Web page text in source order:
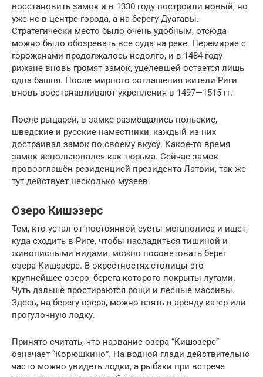
восстановить замок и в 1330 году построили новый, но
уже не в центре города, а на берегу Дуагавы.
Стратегически место было очень удобным, отсюда
можно было обозревать все суда на реке. Перемирие с
горожанами продолжалось недолго, и в 1484 году
рижане вновь громят замок, уцелевшей остается лишь
одна башня. После мирного соглашения жители Риги
вновь восстанавливают укрепления в 1497—1515 гг.
После рыцарей, в замке размещались польские,
шведские и русские наместники, каждый из них
достраивал замок по своему вкусу. Какое-то время
замок использовался как тюрьма. Сейчас замок
провозглашён резиденцией президента Латвии, так же
тут действует несколько музеев.
Озеро Кишэзерс
Тем, кто устал от постоянной суеты мегаполиса и ищет,
куда сходить в Риге, чтобы насладиться тишиной и
живописными видами, можно посоветовать берег
озера Кишэзерс. В окрестностях столицы это
крупнейшее озеро, берега которого покрыты лугами.
Чуть дальше простираются рощи и лесные массивы.
Здесь, на берегу озера, можно взять в аренду катер или
прогулочную лодку.
Принято считать, что название озера “Кишэзерс”
означает “Корюшкино”. На водной глади действительно
часто можно увидеть лодки, а рыбаки при встрече